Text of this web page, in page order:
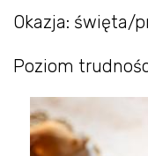
Okazja: święta/
Poziom